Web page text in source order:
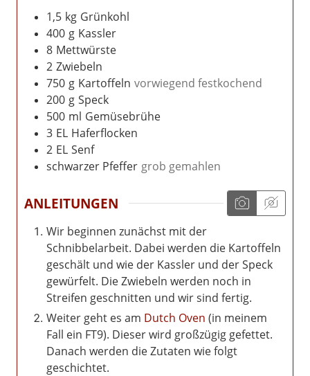
1,5 kg Grünkohl
400 g Kassler
8 Mettwürste
2 Zwiebeln
750 g Kartoffeln vorwiegend festkochend
200 g Speck
500 ml Gemüsebrühe
3 EL Haferflocken
2 EL Senf
schwarzer Pfeffer grob gemahlen
ANLEITUNGEN
Wir beginnen zunächst mit der
Schnibbelarbeit. Dabei werden die Kartoffeln
geschält und wie der Kassler und der Speck
gewürfelt. Die Zwiebeln werden noch in
Streifen geschnitten und wir sind fertig.
Weiter geht es am Dutch Oven (in meinem
Fall ein FT9). Dieser wird großzügig gefettet.
Danach werden die Zutaten wie folgt
geschichtet.